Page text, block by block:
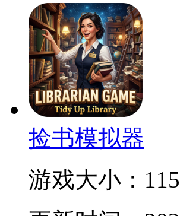
捡书模拟器
游戏大小：